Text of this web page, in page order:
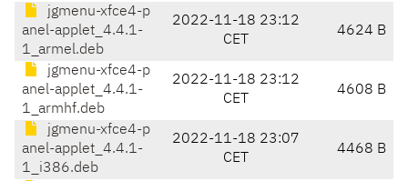
jgmenu-xfce4-p
anel-applet_4.4.1-
1_armel.deb
2022-11-18 23:12
CET
4624 B
jgmenu-xfce4-p
anel-applet_4.4.1-
1_armhf.deb
2022-11-18 23:12
CET
4608 B
jgmenu-xfce4-p
anel-applet_4.4.1-
1_i386.deb
2022-11-18 23:07
CET
4468 B